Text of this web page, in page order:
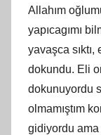
Allahım
yapıcagımı
yavaşca
dokundu. Eli
dokunuyordu
olmamıştım
gidiyordu